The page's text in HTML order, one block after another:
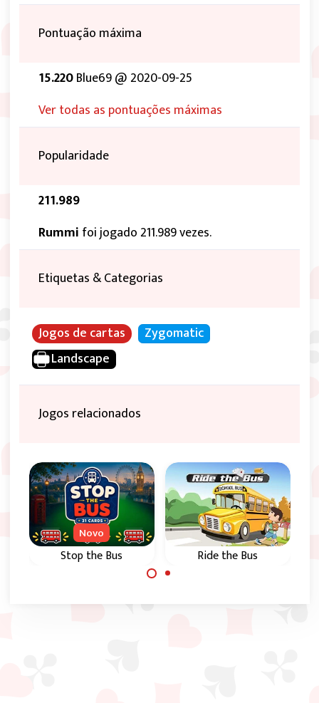
Pontuação máxima
15.220Blue69 @ 2020-09-25
Ver todas as pontuações máximas
Popularidade
211.989
Rummi foi jogado 211.989 vezes.
Etiquetas & Categorias
Jogos de cartas
Zygomatic
Landscape
Jogos relacionados
Stop the Bus
Novo
cartas Stop the Bus
Ride the Bus